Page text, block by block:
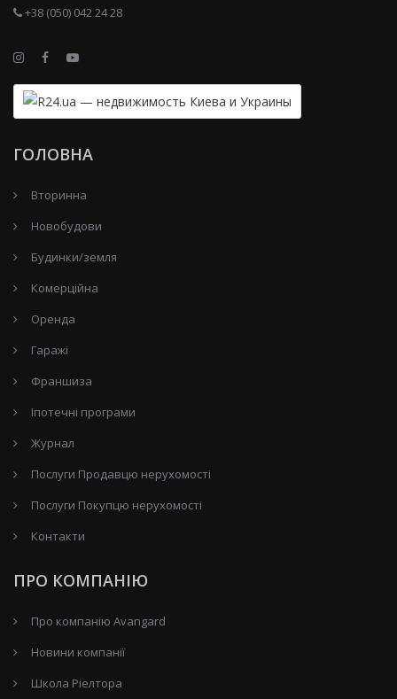
+38 (050) 042 24 28
ГОЛОВНА
Вторинна
Новобудови
Будинки/земля
Комерційна
Оренда
Гаражі
Франшиза
Іпотечні програми
Журнал
Послуги Продавцю нерухомості
Послуги Покупцю нерухомості
Контакти
ПРО КОМПАНІЮ
Про компанію Avangard
Новини компанії
Школа Ріелтора